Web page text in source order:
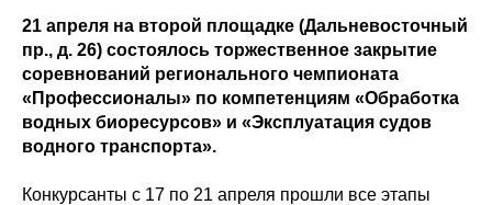
21 апреля на второй площадке (Дальневосточный
пр., д. 26) состоялось торжественное закрытие
соревнований регионального чемпионата
«Профессионалы» по компетенциям «Обработка
водных биоресурсов» и «Эксплуатация судов
водного транспорта».
Конкурсанты с 17 по 21 апреля прошли все этапы